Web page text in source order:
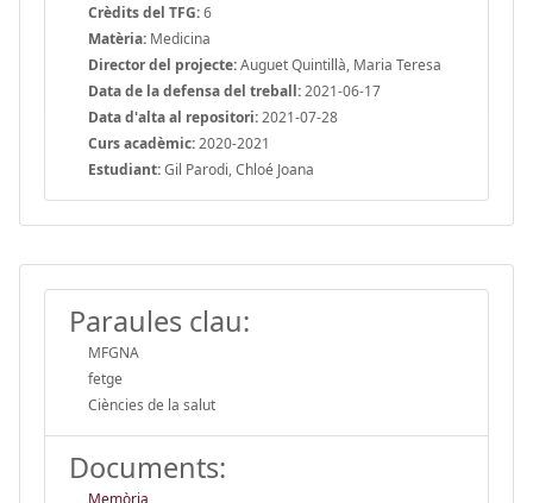
Crèdits del TFG:6
Matèria: Medicina
Director del projecte:Auguet Quintillà, Maria Teresa
Data de la defensa del treball:2021-06-17
Data d'alta al repositori:2021-07-28
Curs acadèmic:2020-2021
Estudiant:Gil Parodi, Chloé Joana
Paraules clau:
MFGNA
fetge
Ciències de la salut
Documents:
Memòria